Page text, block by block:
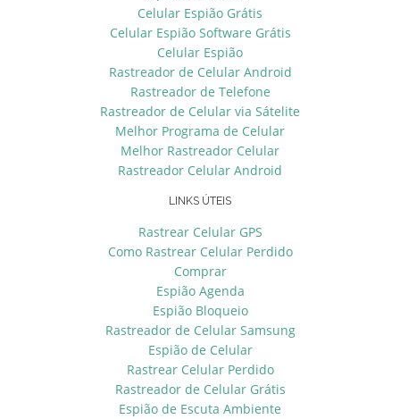
Celular Espião Grátis
Celular Espião Software Grátis
Celular Espião
Rastreador de Celular Android
Rastreador de Telefone
Rastreador de Celular via Sátelite
Melhor Programa de Celular
Melhor Rastreador Celular
Rastreador Celular Android
LINKS ÚTEIS
Rastrear Celular GPS
Como Rastrear Celular Perdido
Comprar
Espião Agenda
Espião Bloqueio
Rastreador de Celular Samsung
Espião de Celular
Rastrear Celular Perdido
Rastreador de Celular Grátis
Espião de Escuta Ambiente